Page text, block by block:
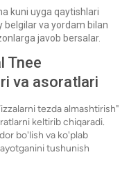
kuni uyga qaytishlari
va yordam bilan
javob bersalar.
Tnee
va asoratlari
tezda almashtirish"
keltirib chiqaradi.
bo'lish va ko'plab
tushunish